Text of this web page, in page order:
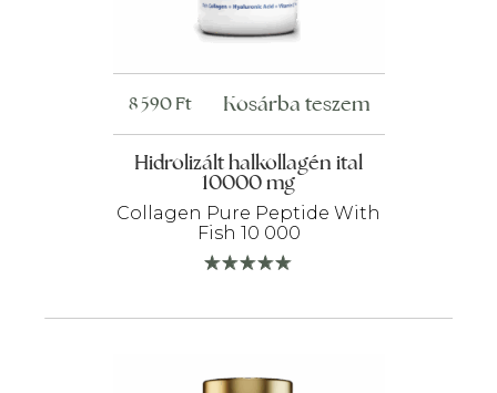
Hidrolizált halkollagén ital
10000 mg
Collagen Pure Peptide With
Fish 10 000
8 590Ft Kosárba teszem